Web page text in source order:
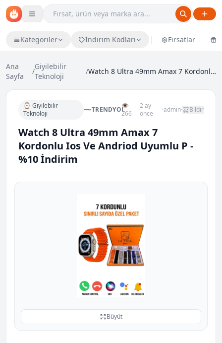
Kategoriler İndirim Kodları Fırsatlar
Ana
Sayfa
/
Giyilebilir
Teknoloji
/ Watch 8 Ultra 49mm Amax 7 Kordonlu Ios Ve Andriod...
⌚ Giyilebilir
Teknoloji
TRENDYOL👁
266
·2 ay
önce
·admin· Bildir
Watch 8 Ultra 49mm Amax 7
Kordonlu Ios Ve Andriod Uyumlu P -
%10 İndirim
Büyüt